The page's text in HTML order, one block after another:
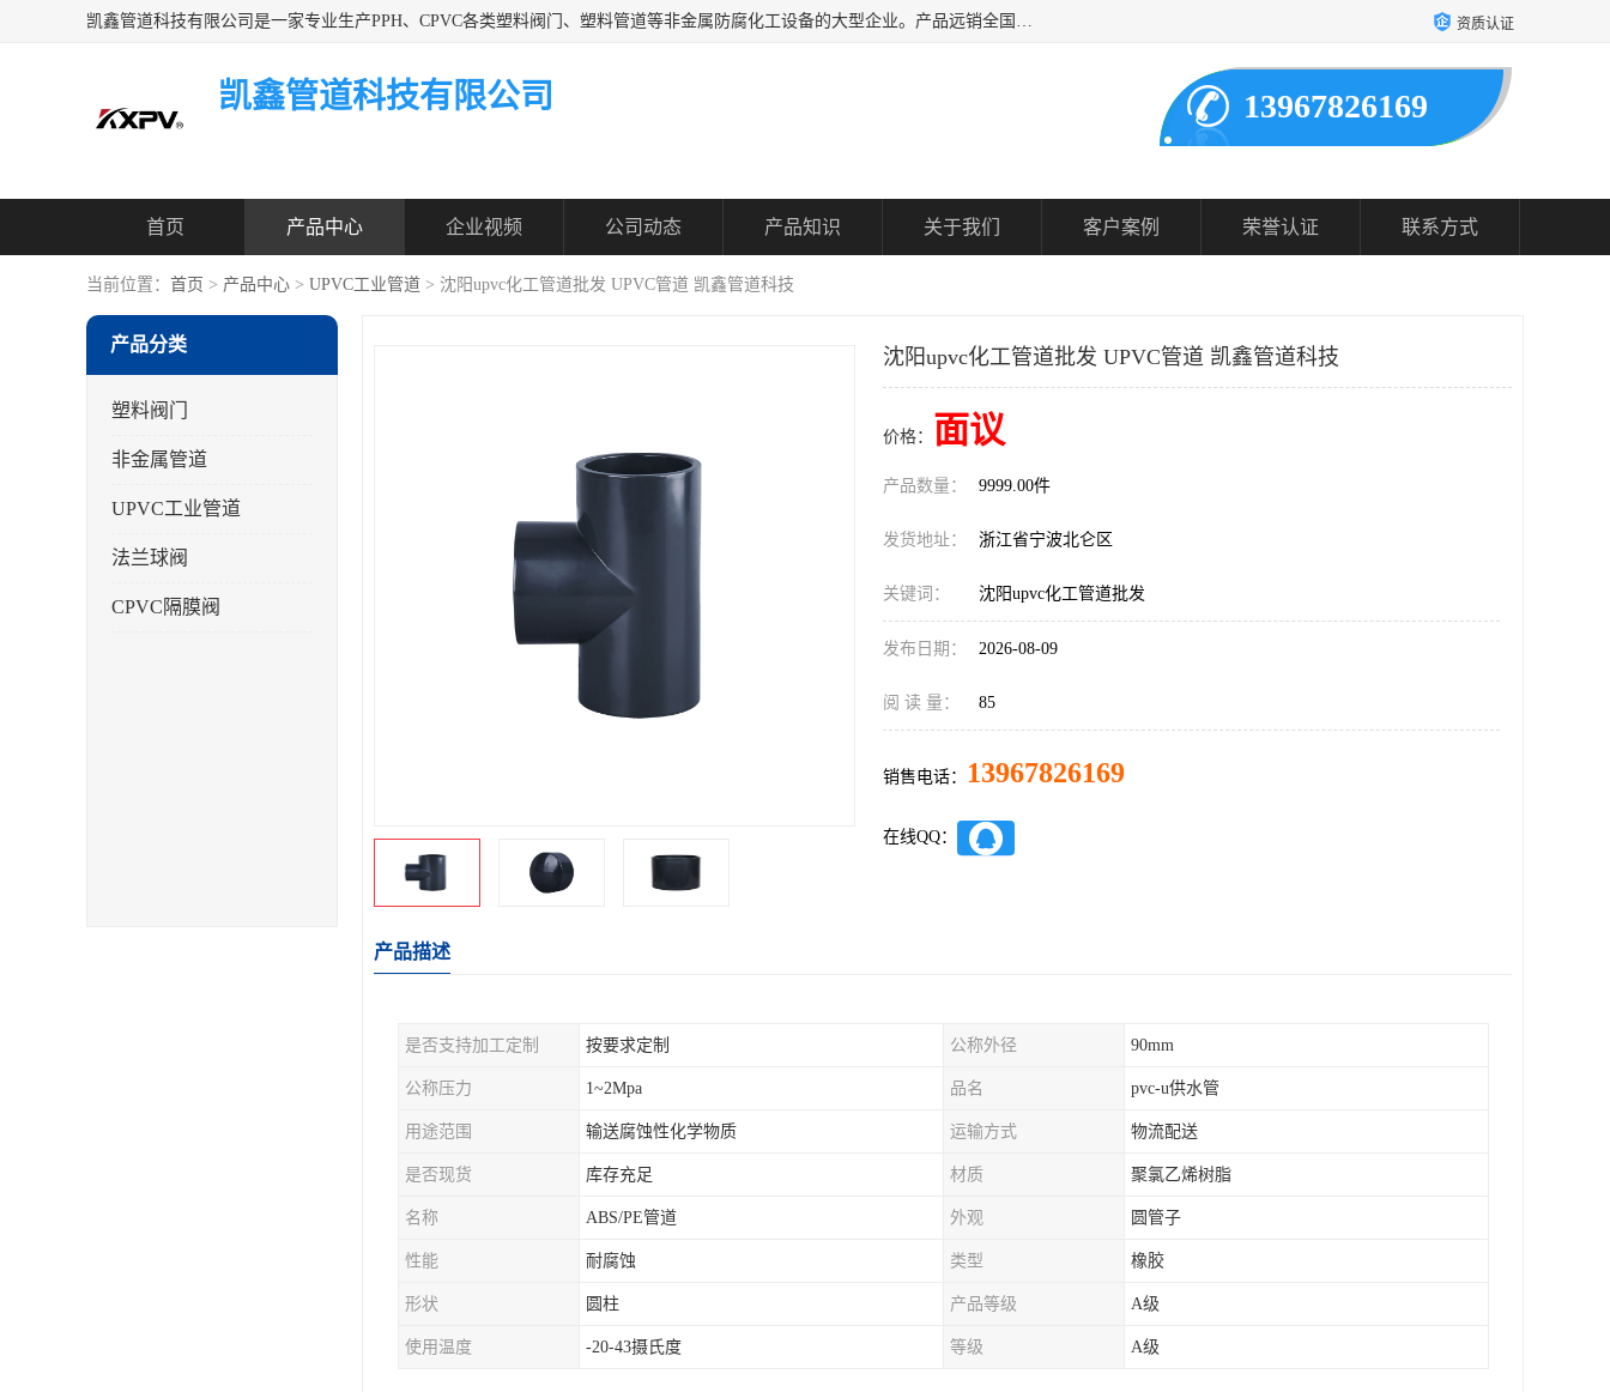
凯鑫管道科技有限公司是一家专业生产PPH、CPVC各类塑料阀门、塑料管道等非金属防腐化工设备的大型企业。产品远销全国三十一个省、市、自治区,广泛应用于化工、石油、氯碱、染料、制药、农药等行业，深受广大用户欢迎，是目前国内生产化工泵、阀门规模较大的生产基地之一。 资质认证
凯鑫管道科技有限公司 13967826169
首页 产品中心 企业视频 公司动态 产品知识 关于我们 客户案例 荣誉认证 联系方式
当前位置： 首页 > 产品中心 > UPVC工业管道 > 沈阳upvc化工管道批发 UPVC管道 凯鑫管道科技
产品分类
塑料阀门
非金属管道
UPVC工业管道
法兰球阀
CPVC隔膜阀
沈阳upvc化工管道批发 UPVC管道 凯鑫管道科技
价格： 面议
产品数量： 9999.00件
发货地址： 浙江省宁波北仑区
关键词： 沈阳upvc化工管道批发
发布日期： 2026-08-09
阅 读 量： 85
销售电话： 13967826169
在线QQ：
产品描述
是否支持加工定制 按要求定制 公称外径 90mm
公称压力 1~2Mpa 品名 pvc-u供水管
用途范围 输送腐蚀性化学物质 运输方式 物流配送
是否现货 库存充足 材质 聚氯乙烯树脂
名称 ABS/PE管道 外观 圆管子
性能 耐腐蚀 类型 橡胶
形状 圆柱 产品等级 A级
使用温度 -20-43摄氏度 等级 A级